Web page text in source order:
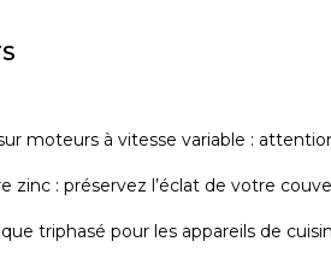
moteurs à vitesse variable :
zinc : préservez l’éclat de votre
triphasé pour les appareils de